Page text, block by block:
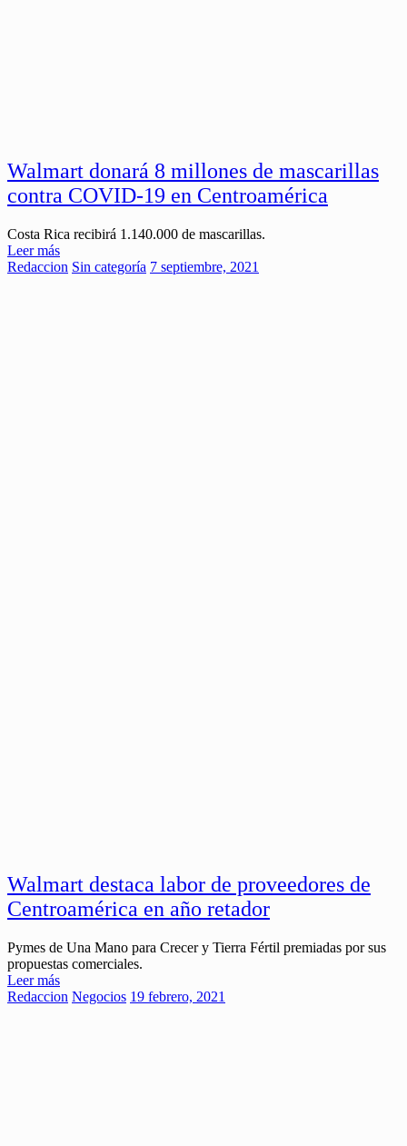
Walmart donará 8 millones de mascarillas
contra COVID-19 en Centroamérica
Costa Rica recibirá 1.140.000 de mascarillas.
Leer más
Redaccion Sin categoría 7 septiembre, 2021
Walmart destaca labor de proveedores de
Centroamérica en año retador
Pymes de Una Mano para Crecer y Tierra Fértil premiadas por sus
propuestas comerciales.
Leer más
Redaccion Negocios 19 febrero, 2021